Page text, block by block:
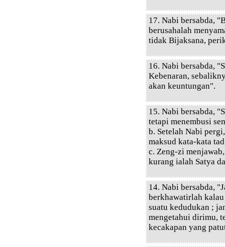
17. Nabi bersabda,
berusahalah
tidak Bijaksana,
16. Nabi bersabda,
Kebenaran,
akan keuntungan".
15. Nabi bersabda,
tetapi menembusi
b. Setelah Nabi
maksud kata-kata
c. Zeng-zi
kurang ialah Satya
14. Nabi bersabda,
berkhawatirlah
suatu kedudukan ;
mengetahui dirimu,
kecakapan yang